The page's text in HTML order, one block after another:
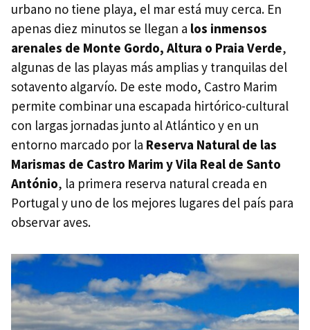
urbano no tiene playa, el mar está muy cerca. En
apenas diez minutos se llegan a los inmensos
arenales de Monte Gordo, Altura o Praia Verde,
algunas de las playas más amplias y tranquilas del
sotavento algarvío. De este modo, Castro Marim
permite combinar una escapada hirtórico-cultural
con largas jornadas junto al Atlántico y en un
entorno marcado por la Reserva Natural de las
Marismas de Castro Marim y Vila Real de Santo
António, la primera reserva natural creada en
Portugal y uno de los mejores lugares del país para
observar aves.